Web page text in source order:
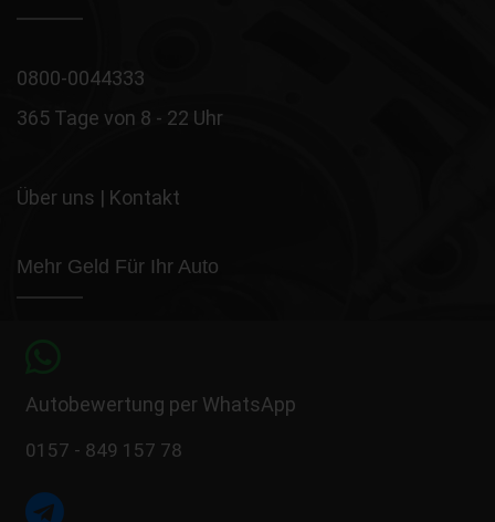
0800-0044333
365 Tage von 8 - 22 Uhr
Über uns | Kontakt
Mehr Geld Für Ihr Auto
Autobewertung per WhatsApp
0157 - 849 157 78